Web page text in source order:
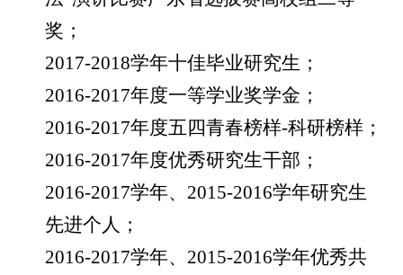
奖；
2017-2018学年十佳毕业研究生；
2016-2017年度一等学业奖学金；
2016-2017年度五四青春榜样-科研榜样；
2016-2017年度优秀研究生干部；
2016-2017学年、 2015-2016学年研究生
先进个人；
2016-2017学年、 2015-2016学年优秀共